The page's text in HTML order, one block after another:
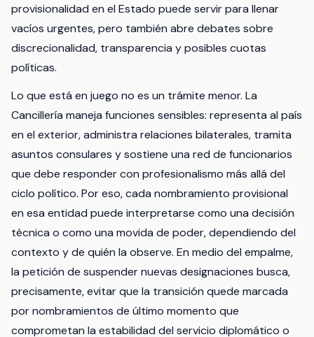
provisionalidad en el Estado puede servir para llenar
vacíos urgentes, pero también abre debates sobre
discrecionalidad, transparencia y posibles cuotas
políticas.
Lo que está en juego no es un trámite menor. La
Cancillería maneja funciones sensibles: representa al país
en el exterior, administra relaciones bilaterales, tramita
asuntos consulares y sostiene una red de funcionarios
que debe responder con profesionalismo más allá del
ciclo político. Por eso, cada nombramiento provisional
en esa entidad puede interpretarse como una decisión
técnica o como una movida de poder, dependiendo del
contexto y de quién la observe. En medio del empalme,
la petición de suspender nuevas designaciones busca,
precisamente, evitar que la transición quede marcada
por nombramientos de último momento que
comprometan la estabilidad del servicio diplomático o